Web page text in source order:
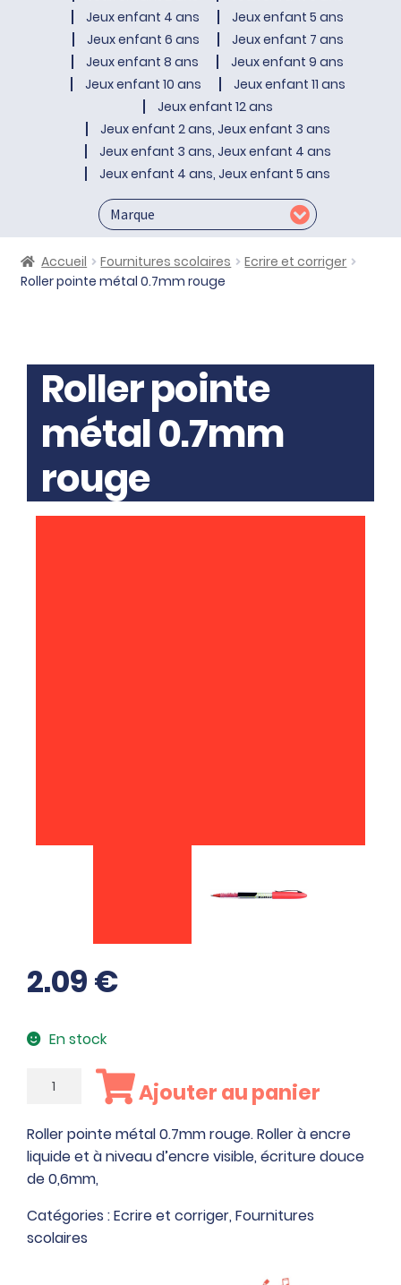
Jeux enfant 4 ans
Jeux enfant 5 ans
Jeux enfant 6 ans
Jeux enfant 7 ans
Jeux enfant 8 ans
Jeux enfant 9 ans
Jeux enfant 10 ans
Jeux enfant 11 ans
Jeux enfant 12 ans
Jeux enfant 2 ans, Jeux enfant 3 ans
Jeux enfant 3 ans, Jeux enfant 4 ans
Jeux enfant 4 ans, Jeux enfant 5 ans
Accueil Fournitures scolaires
Ecrire et corriger
Roller pointe métal 0.7mm rouge
Roller pointe
métal 0.7mm
rouge
2.09€
En stock
quantité
Roller
pointe
métal
0.7mm
rouge
Ajouter au panier
Roller pointe métal 0.7mm rouge. Roller à encre
liquide et à niveau d’encre visible, écriture douce
de 0,6mm,
Catégories :Ecrire et corriger, Fournitures
scolaires